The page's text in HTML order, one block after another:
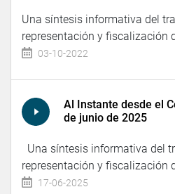
Una síntesis informativa del
representación y fiscalización
03-10-2022
Al Instante desde el
de junio de 2025
Una síntesis informativa del
representación y fiscalización
17-06-2025